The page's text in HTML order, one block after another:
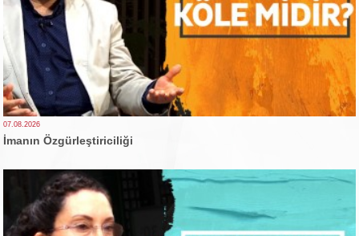
07.08.2026
İmanın Özgürleştiriciliği